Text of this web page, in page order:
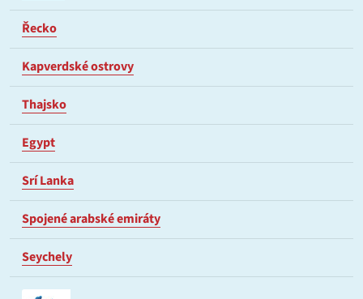
Řecko
Kapverdské ostrovy
Thajsko
Egypt
Srí Lanka
Spojené arabské emiráty
Seychely